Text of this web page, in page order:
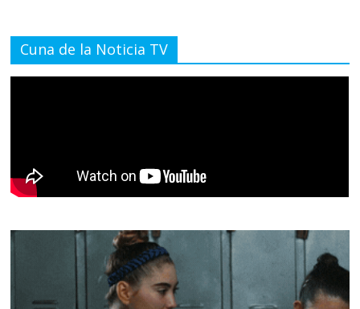
Cuna de la Noticia TV